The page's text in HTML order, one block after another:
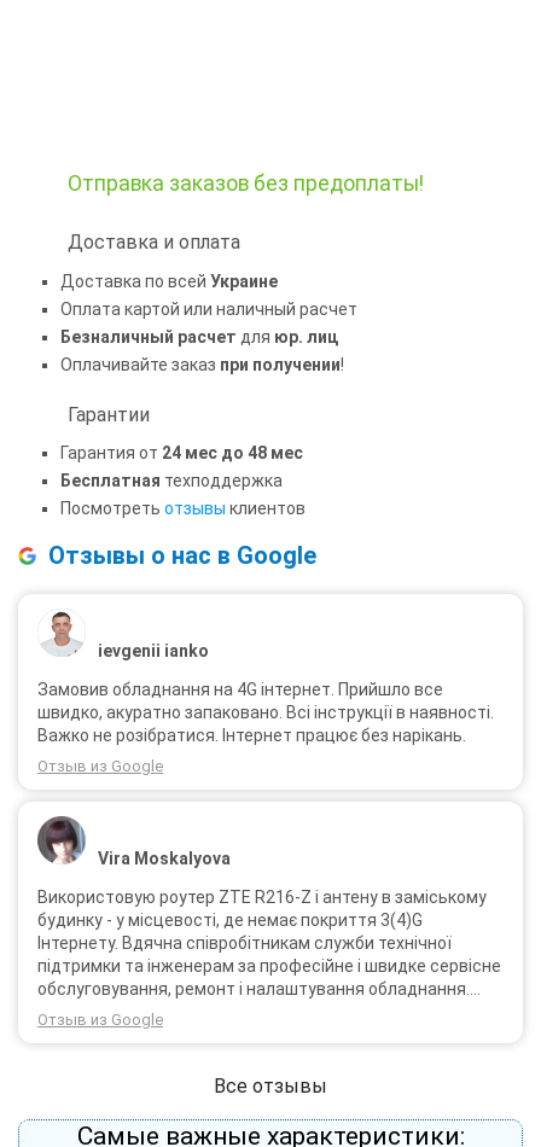
Отправка заказов без предоплаты!
Доставка и оплата
Доставка по всей Украине
Оплата картой или наличный расчет
Безналичный расчет для юр. лиц
Оплачивайте заказ при получении!
Гарантии
Гарантия от 24 мес до 48 мес
Бесплатная техподдержка
Посмотреть отзывы клиентов
Отзывы о нас в Google
ievgenii ianko
Замовив обладнання на 4G інтернет. Прийшло все
швидко, акуратно запаковано. Всі інструкції в наявності.
Важко не розібратися. Інтернет працює без нарікань.
Отзыв из Google
Vira Moskalyova
Використовую роутер ZTE R216-Z і антену в заміському
будинку - у місцевості, де немає покриття 3(4)G
Інтернету. Вдячна співробітникам служби технічної
підтримки та інженерам за професійне і швидке сервісне
обслуговування, ремонт і налаштування обладнання.
Через 3 роки після покупки я не шкодую про прийняте
тоді рішення придбати обладнання в компанії 3G star
Отзыв из Google
Все отзывы
Самые важные характеристики: